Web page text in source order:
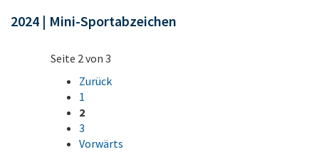
2024 | Mini-Sportabzeichen
Seite 2 von 3
Zurück
1
2
3
Vorwärts